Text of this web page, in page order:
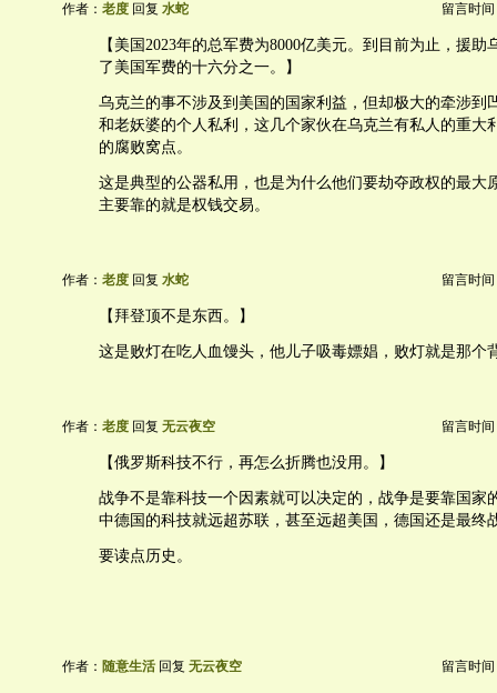
作者： 老度 回复 水蛇 留言时间
【美国2023年的总军费为8000亿美元。到目前为止，援助
了美国军费的十六分之一。】
乌克兰的事不涉及到美国的国家利益，但却极大的牵涉到
和老妖婆的个人私利，这几个家伙在乌克兰有私人的重大
的腐败窝点。
这是典型的公器私用，也是为什么他们要劫夺政权的最大
主要靠的就是权钱交易。
作者： 老度 回复 水蛇 留言时间
【拜登顶不是东西。】
这是败灯在吃人血馒头，他儿子吸毒嫖娼，败灯就是那个
作者： 老度 回复 无云夜空 留言时间
【俄罗斯科技不行，再怎么折腾也没用。】
战争不是靠科技一个因素就可以决定的，战争是要靠国家
中德国的科技就远超苏联，甚至远超美国，德国还是最终
要读点历史。
作者： 随意生活 回复 无云夜空 留言时间